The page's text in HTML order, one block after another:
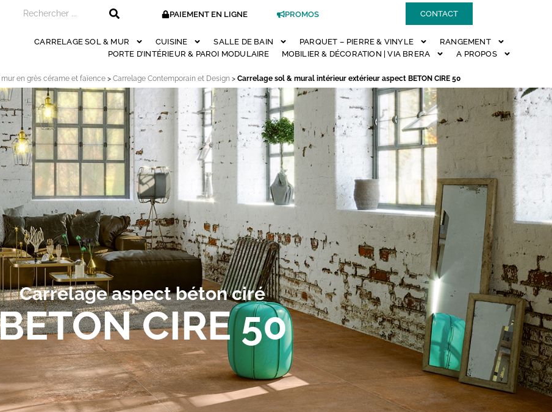
PAIEMENT EN LIGNE PROMOS CONTACT
CARRELAGE SOL & MUR CUISINE SALLE DE BAIN PARQUET – PIERRE & VINYLE
RANGEMENT
PORTE D’INTÉRIEUR & PAROI MODULAIRE
MOBILIER & DÉCORATION | VIA BRERA A PROPOS
en grès cérame et faïence >Carrelage Contemporain et Design >Carrelage sol & mural intérieur extérieur aspect BETON CIRE 50
Carrelage aspect béton ciré
CIRE 50